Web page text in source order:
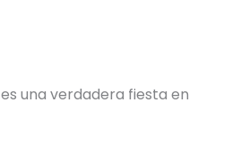
es una verdadera fiesta en